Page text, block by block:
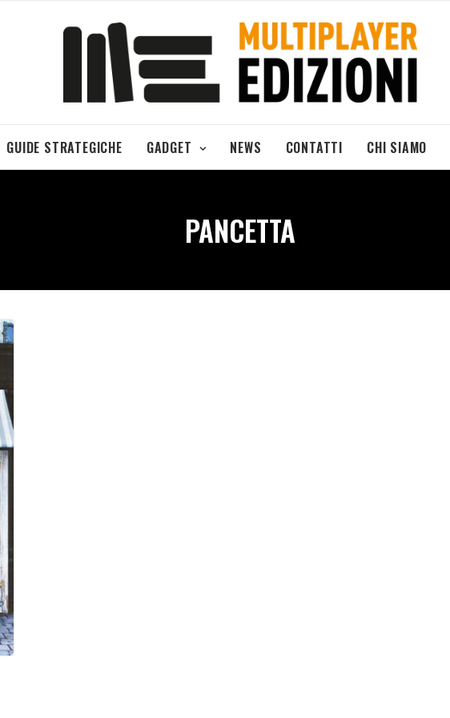
GUIDE STRATEGICHE GADGET NEWS CONTATTI CHI SIAMO
PANCETTA